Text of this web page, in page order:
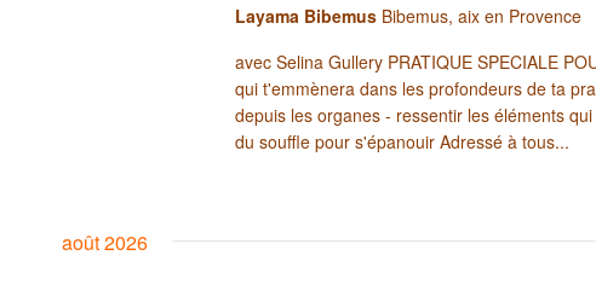
Layama Bibemus Bibemus, aix en Provence
avec Selina Gullery PRATIQUE SPECIALE
qui t'emmènera dans les profondeurs de ta
depuis les organes - ressentir les éléments
du souffle pour s'épanouir Adressé à tous...
août 2026